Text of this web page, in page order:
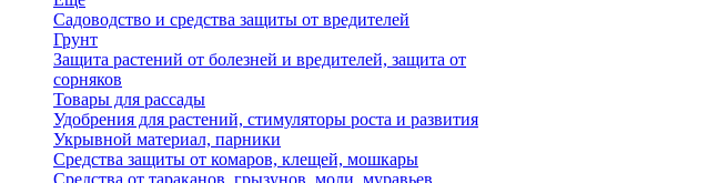
Садоводство и средства защиты от вредителей
Грунт
Защита растений от болезней и вредителей, защита от
сорняков
Товары для рассады
Удобрения для растений, стимуляторы роста и развития
Укрывной материал, парники
Средства защиты от комаров, клещей, мошкары
Средства от тараканов, грызунов, моли, муравьев